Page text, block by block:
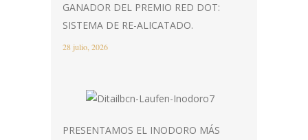
GANADOR DEL PREMIO RED DOT:
SISTEMA DE RE-ALICATADO.
28 julio, 2026
PRESENTAMOS EL INODORO MÁS